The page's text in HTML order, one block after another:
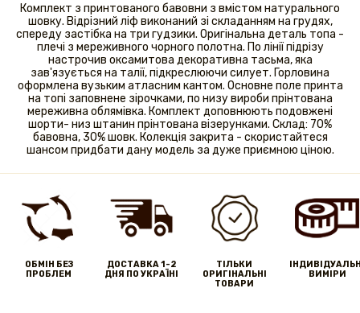
Комплект з принтованого бавовни з вмістом натурального
шовку. Відрізний ліф виконаний зі складанням на грудях,
спереду застібка на три гудзики. Оригінальна деталь топа -
плечі з мереживного чорного полотна. По лінії підрізу
настрочив оксамитова декоративна тасьма, яка
зав'язується на талії, підкреслюючи силует. Горловина
оформлена вузьким атласним кантом. Основне поле принта
на топі заповнене зірочками, по низу вироби прінтована
мереживна облямівка. Комплект доповнюють подовжені
шорти- низ штанин прінтована візерунками. Склад: 70%
бавовна, 30% шовк. Колекція закрита - скористайтеся
шансом придбати дану модель за дуже приємною ціною.
ОБМІН БЕЗ
ПРОБЛЕМ
ДОСТАВКА 1-2
ДНЯ ПО УКРАЇНІ
ТІЛЬКИ
ОРИГІНАЛЬНІ
ТОВАРИ
ВИМІРИ